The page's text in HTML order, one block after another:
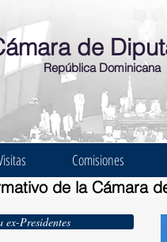
de
República Dominicana
Comisiones
de la Cámara
ex-Presidentes
Burgos 1924-1930